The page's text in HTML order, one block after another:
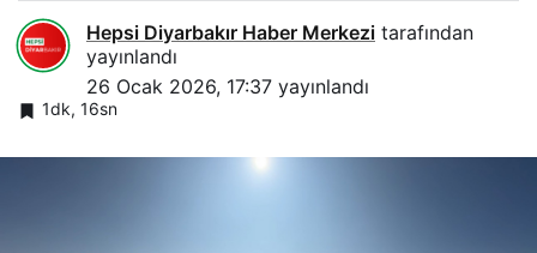
Hepsi Diyarbakır Haber Merkezi tarafından
yayınlandı
26 Ocak 2026, 17:37 yayınlandı
1dk, 16sn